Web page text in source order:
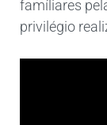
famíliares
privilégio